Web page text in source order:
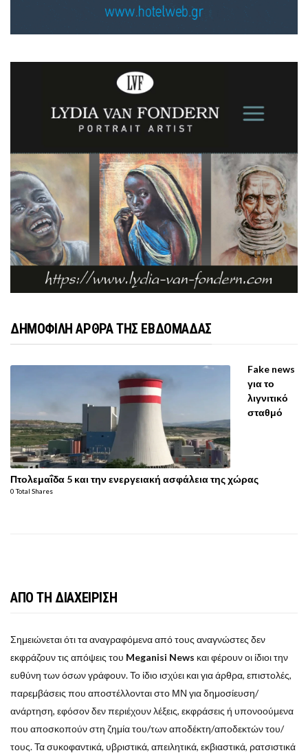
ΔΗΜΟΦΙΛΗ ΑΡΘΡΑ ΤΗΣ ΕΒΔΟΜΑΔΑΣ
Fake news
για το
λιγνιτικό
σταθμό
Πτολεμαΐδα 5 και την ενεργειακή ασφάλεια της χώρας
0 Total Shares
ΑΠΟ ΤΗ ΔΙΑΧΕΙΡΙΣΗ
Σημειώνεται ότι τα αναγραφόμενα από τους αναγνώστες δεν
εκφράζουν τις απόψεις του Meganisi News και φέρουν οι ίδιοι την
ευθύνη των όσων γράφουν. Το ίδιο ισχύει και για άρθρα, επιστολές,
παρεμβάσεις που αποστέλλονται στο ΜΝ για δημοσίευση/
ανάρτηση, εφόσον δεν περιέχουν λέξεις, εκφράσεις ή υπονοούμενα
που αποσκοπούν στη ζημία του/των αποδέκτη/αποδεκτών του/
τους. Τα συκοφαντικά, υβριστικά, απειλητικά, εκβιαστικά, ρατσιστικά